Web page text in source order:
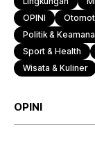
OPINI
Politik &
Sport & Health
Wisata & Kuliner
OPINI